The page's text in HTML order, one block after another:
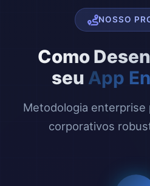
NOSSO
Como
seu App
Metodologia enterprise
corporativos